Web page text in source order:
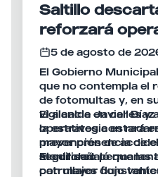
Saltillo
reforzará
con radares
5 de agosto de
El Gobierno
que no contempla el
de fotomultas y, en
vigilancia en calles y
operativos con
mayor presencia de
seguridad.
El alcalde Javier
la estrategia estará
prevención de
monitoreo
con mayor flujo
El edil señaló que
patrullajes